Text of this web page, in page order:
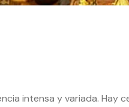
intensa y variada. Hay